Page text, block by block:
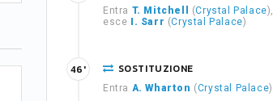
Entra T. Mitchell (Crystal Palace),
esce
I. Sarr (Crystal Palace)
SOSTITUZIONE
Entra A. Wharton (Crystal Palace)
46'